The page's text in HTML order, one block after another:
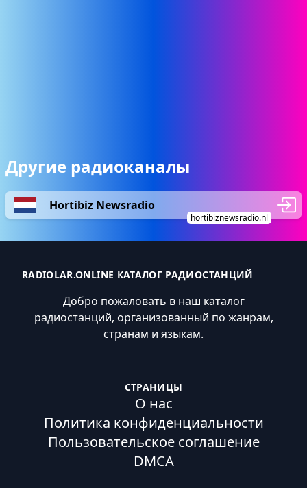
Другие радиоканалы
Hortibiz Newsradio
hortibiznewsradio.nl
RADIOLAR.ONLINE КАТАЛОГ РАДИОСТАНЦИЙ
Добро пожаловать в наш каталог
радиостанций, организованный по жанрам,
странам и языкам.
СТРАНИЦЫ
О нас
Политика конфиденциальности
Пользовательское соглашение
DMCA